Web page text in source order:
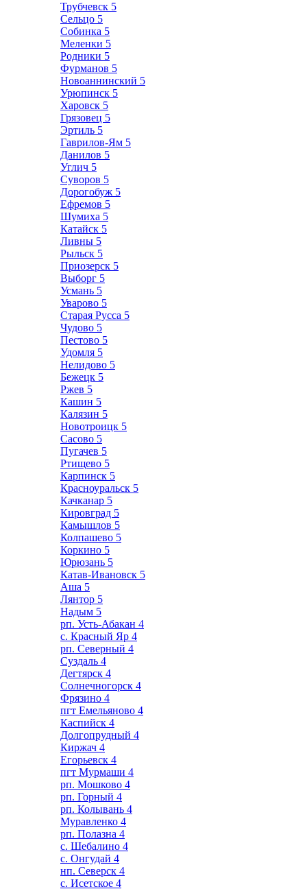
Трубчевск 5
Сельцо 5
Собинка 5
Меленки 5
Родники 5
Фурманов 5
Новоаннинский 5
Урюпинск 5
Харовск 5
Грязовец 5
Эртиль 5
Гаврилов-Ям 5
Данилов 5
Углич 5
Суворов 5
Дорогобуж 5
Ефремов 5
Шумиха 5
Катайск 5
Ливны 5
Рыльск 5
Приозерск 5
Выборг 5
Усмань 5
Уварово 5
Старая Русса 5
Чудово 5
Пестово 5
Удомля 5
Нелидово 5
Бежецк 5
Ржев 5
Кашин 5
Калязин 5
Новотроицк 5
Сасово 5
Пугачев 5
Ртищево 5
Карпинск 5
Красноуральск 5
Качканар 5
Кировград 5
Камышлов 5
Колпашево 5
Коркино 5
Юрюзань 5
Катав-Ивановск 5
Аша 5
Лянтор 5
Надым 5
рп. Усть-Абакан 4
с. Красный Яр 4
рп. Северный 4
Суздаль 4
Дегтярск 4
Солнечногорск 4
Фрязино 4
пгт Емельяново 4
Каспийск 4
Долгопрудный 4
Киржач 4
Егорьевск 4
пгт Мурмаши 4
рп. Мошково 4
рп. Горный 4
рп. Колывань 4
Муравленко 4
рп. Полазна 4
с. Шебалино 4
с. Онгудай 4
нп. Северск 4
с. Исетское 4